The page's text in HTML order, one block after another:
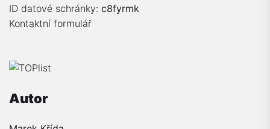
ID datové schránky: c8fyrmk
Kontaktní formulář
Autor